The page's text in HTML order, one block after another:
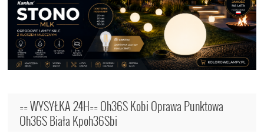
== WYSYŁKA 24H== Oh36S Kobi Oprawa Punktowa
Oh36S Biała Kpoh36Sbi